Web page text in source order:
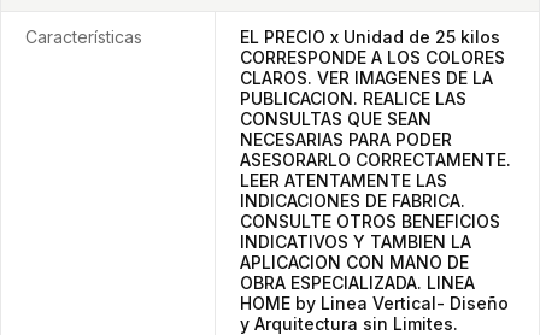
Características
EL PRECIO x Unidad de 25 kilos
CORRESPONDE A LOS COLORES
CLAROS. VER IMAGENES DE LA
PUBLICACION. REALICE LAS
CONSULTAS QUE SEAN
NECESARIAS PARA PODER
ASESORARLO CORRECTAMENTE.
LEER ATENTAMENTE LAS
INDICACIONES DE FABRICA.
CONSULTE OTROS BENEFICIOS
INDICATIVOS Y TAMBIEN LA
APLICACION CON MANO DE
OBRA ESPECIALIZADA. LINEA
HOME by Linea Vertical- Diseño
y Arquitectura sin Limites.